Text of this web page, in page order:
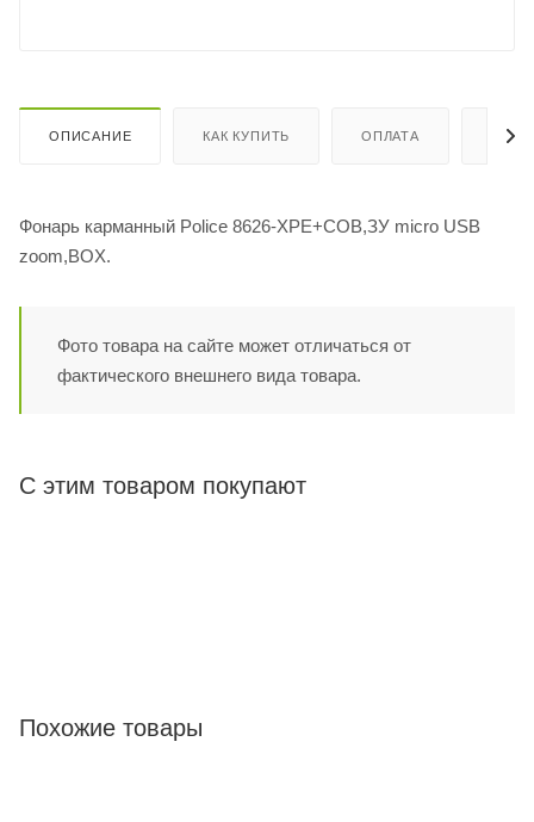
ОПИСАНИЕ КАК КУПИТЬ ОПЛАТА
Фонарь карманный Police 8626-XPE+COB,ЗУ micro USB
zoom,BOX.
Фото товара на сайте может отличаться от
фактического внешнего вида товара.
С этим товаром покупают
Похожие товары